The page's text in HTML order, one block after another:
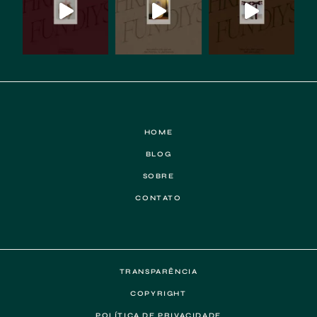
HOME
BLOG
SOBRE
CONTATO
TRANSPARÊNCIA
COPYRIGHT